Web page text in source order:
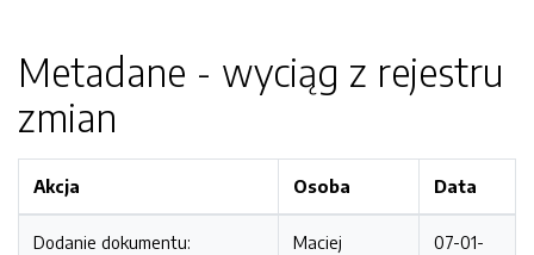
Metadane - wyciąg z rejestru
zmian
Akcja Osoba Data
Dodanie dokumentu:
Maciej
07-01-